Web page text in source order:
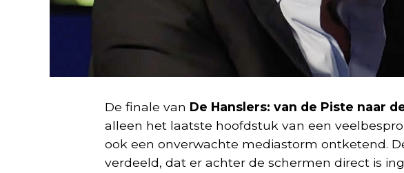
De finale van De Hanslers: van de Piste naar
alleen het laatste hoofdstuk van een
ook een onverwachte mediastorm ontketend.
verdeeld, dat er achter de schermen direct is